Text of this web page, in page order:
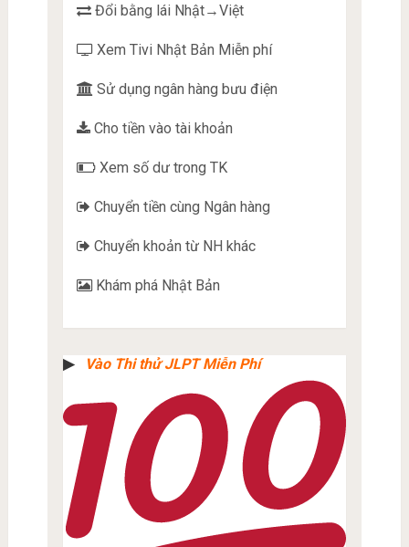
Đổi bằng lái Nhật→Việt
Xem Tivi Nhật Bản Miễn phí
Sử dụng ngân hàng bưu điện
Cho tiền vào tài khoản
Xem số dư trong TK
Chuyển tiền cùng Ngân hàng
Chuyển khoản từ NH khác
Khám phá Nhật Bản
▶︎ Vào Thi thử JLPT Miễn Phí